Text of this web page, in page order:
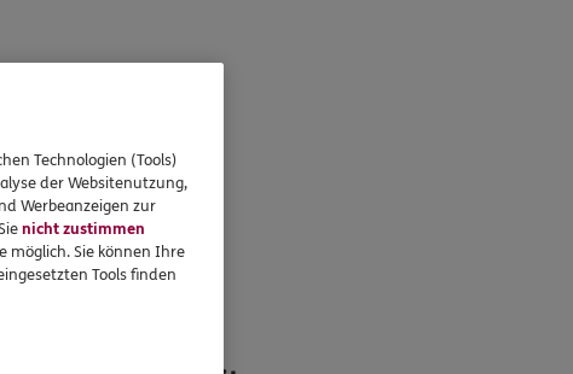
kontaktieren
Technologien (Tools)
der Websitenutzung,
Werbeanzeigen zur
nicht zustimmen
möglich. Sie können Ihre
Tools finden